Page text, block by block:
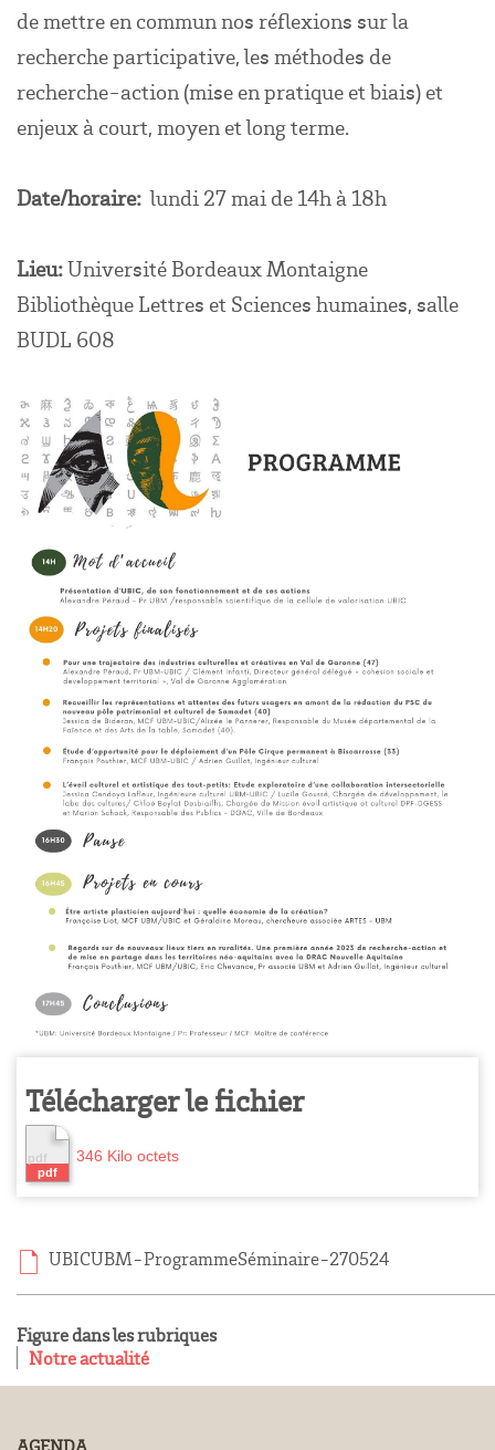
de mettre en commun nos réflexions sur la
recherche participative, les méthodes de
recherche-action (mise en pratique et biais) et
enjeux à court, moyen et long terme.
Date/horaire: lundi 27 mai de 14h à 18h
Lieu:Université Bordeaux Montaigne
Bibliothèque Lettres et Sciences humaines, salle
BUDL 608
Télécharger le fichier
346 Kilo octets
UBICUBM-ProgrammeSéminaire-270524
Figure dans les rubriques
Notre actualité